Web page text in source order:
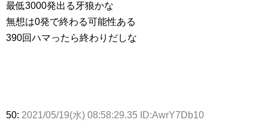
最低3000発出る牙狼かな
無想は0発で終わる可能性ある
390回ハマったら終わりだしな
50: 2021/05/19(水) 08:58:29.35 ID:AwrY7Db10